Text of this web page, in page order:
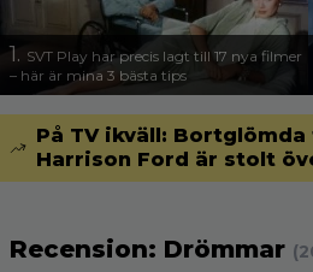
1. SVT Play har precis lagt till 17 nya filmer
– här är mina 3 bästa tips
På TV ikväll:
Harrison Ford är stolt
Recension: Drömmar